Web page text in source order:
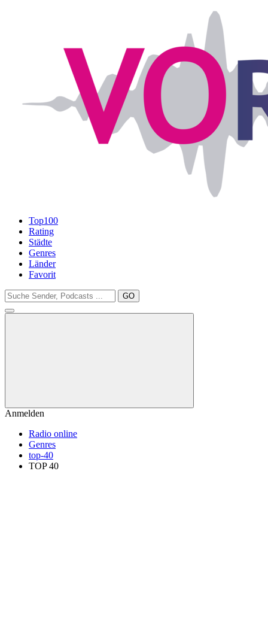
Top100
Rating
Städte
Genres
Länder
Favorit
GO
Anmelden
Radio online
Genres
top-40
TOP 40